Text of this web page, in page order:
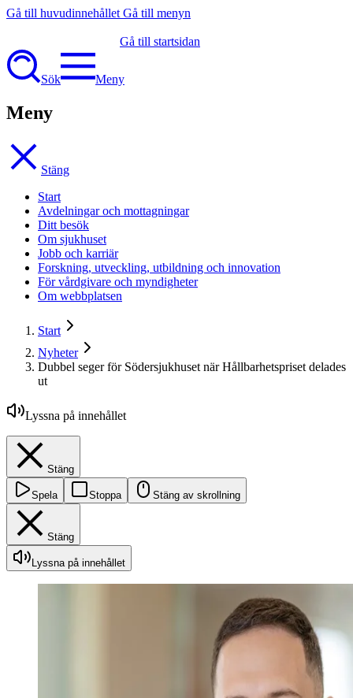
Gå till huvudinnehållet Gå till menyn
Gå till startsidan
Sök Meny
Meny
Stäng
Start
Avdelningar och mottagningar
Ditt besök
Om sjukhuset
Jobb och karriär
Forskning, utveckling, utbildning och innovation
För vårdgivare och myndigheter
Om webbplatsen
Start
Nyheter
Dubbel seger för Södersjukhuset när Hållbarhetspriset delades
ut
Lyssna på innehållet
Stäng
Spela Stoppa Stäng av skrollning
Stäng
Lyssna på innehållet